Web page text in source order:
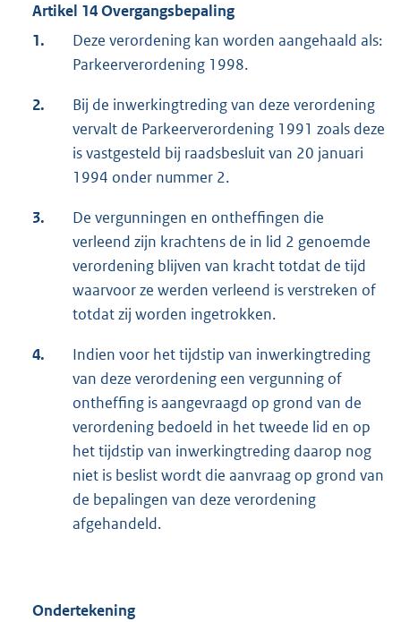
Artikel 14 Overgangsbepaling
1.
Deze verordening kan worden aangehaald als:
Parkeerverordening 1998.
2.
Bij de inwerkingtreding van deze verordening
vervalt de Parkeerverordening 1991 zoals deze
is vastgesteld bij raadsbesluit van 20 januari
1994 onder nummer 2.
3.
De vergunningen en ontheffingen die
verleend zijn krachtens de in lid 2 genoemde
verordening blijven van kracht totdat de tijd
waarvoor ze werden verleend is verstreken of
totdat zij worden ingetrokken.
4.
Indien voor het tijdstip van inwerkingtreding
van deze verordening een vergunning of
ontheffing is aangevraagd op grond van de
verordening bedoeld in het tweede lid en op
het tijdstip van inwerkingtreding daarop nog
niet is beslist wordt die aanvraag op grond van
de bepalingen van deze verordening
afgehandeld.
Ondertekening